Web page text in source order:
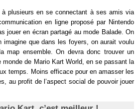
plusieurs en se connectant à ses amis via
en ligne proposé par Nintendo
jouer en écran partagé au mode Balade. On
imagine que dans les foyers, on aurait voulu
map ensemble. On devra donc trouver un
monde de Mario Kart World, en se passant la
temps. Moins efficace pour en amasser les
au profit de l’aspect social de pouvoir jouer